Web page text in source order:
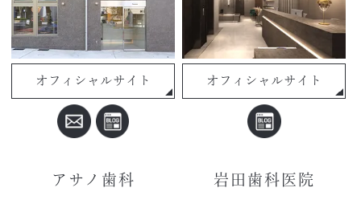
オフィシャルサイト オフィシャルサイト
アサノ歯科 岩田歯科医院